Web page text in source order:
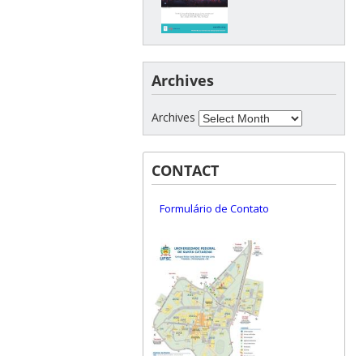
Archives
Archives
CONTACT
Formulário de Contato